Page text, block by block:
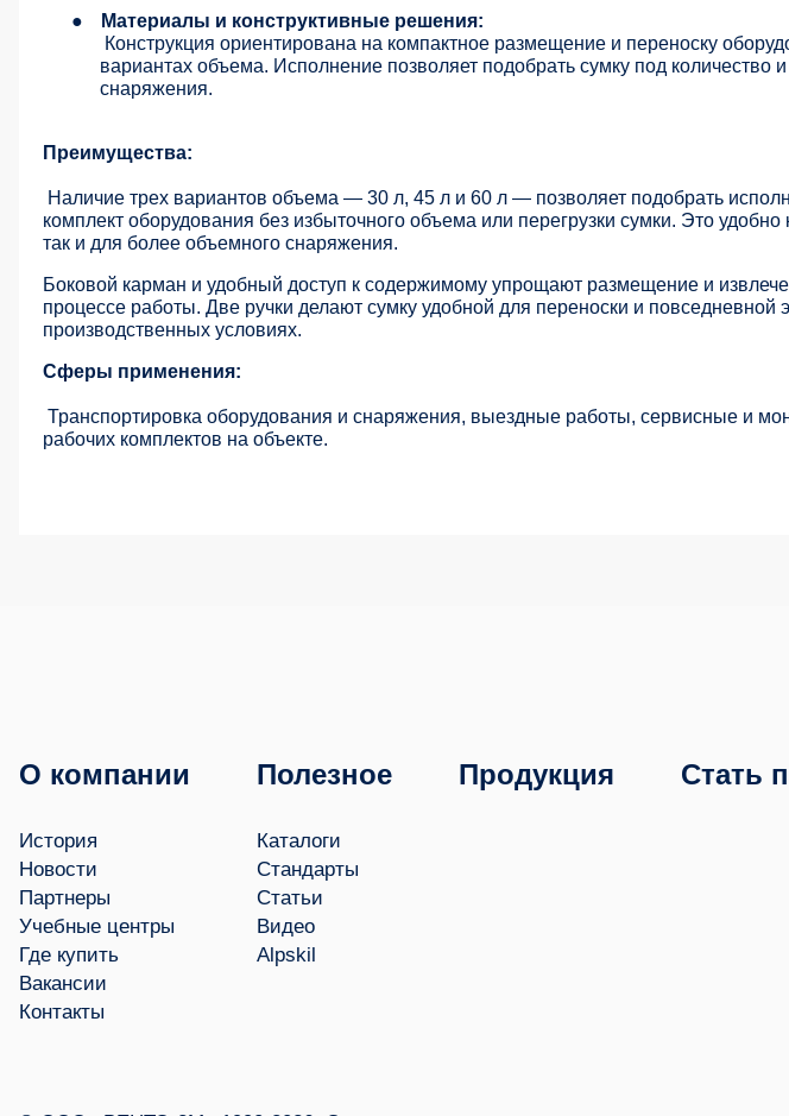
●
Материалы и конструктивные решения:
Конструкция ориентирована на компактное размещение и переноску
вариантах объема. Исполнение позволяет подобрать сумку под количество
снаряжения.
Преимущества:
Наличие трех вариантов объема — 30 л, 45 л и 60 л — позволяет подобрать
комплект оборудования без избыточного объема или перегрузки сумки. Это
так и для более объемного снаряжения.
Боковой карман и удобный доступ к содержимому упрощают размещение и
процессе работы. Две ручки делают сумку удобной для переноски и повседневной
производственных условиях.
Сферы применения:
Транспортировка оборудования и снаряжения, выездные работы, сервисные и
рабочих комплектов на объекте.
О компании
История
Новости
Партнеры
Учебные центры
Где купить
Вакансии
Контакты
Полезное
Каталоги
Стандарты
Статьи
Видео
Alpskil
Продукция Стать